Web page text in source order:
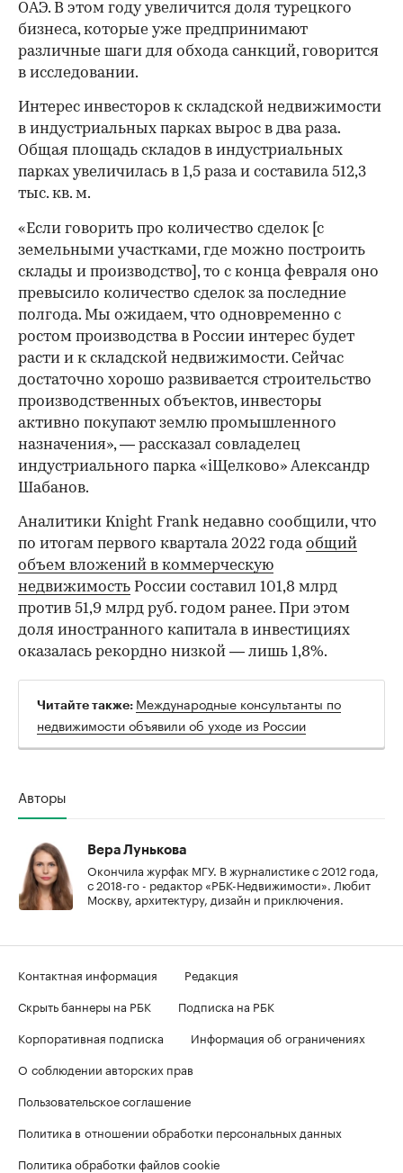
ОАЭ. В этом году увеличится доля турецкого
бизнеса, которые уже предпринимают
различные шаги для обхода санкций, говорится
в исследовании.
Интерес инвесторов к складской недвижимости
в индустриальных парках вырос в два раза.
Общая площадь складов в индустриальных
парках увеличилась в 1,5 раза и составила 512,3
тыс. кв. м.
00:00 / 00:00
«Если говорить про количество сделок [с
земельными участками, где можно построить
склады и производство], то с конца февраля оно
превысило количество сделок за последние
полгода. Мы ожидаем, что одновременно с
ростом производства в России интерес будет
расти и к складской недвижимости. Сейчас
достаточно хорошо развивается строительство
производственных объектов, инвесторы
активно покупают землю промышленного
назначения», — рассказал совладелец
индустриального парка «iЩелково» Александр
Шабанов.
Аналитики Knight Frank недавно сообщили, что
по итогам первого квартала 2022 годаобщий
объем вложений в коммерческую
недвижимость России составил 101,8 млрд
против 51,9 млрд руб. годом ранее. При этом
доля иностранного капитала в инвестициях
оказалась рекордно низкой — лишь 1,8%.
Читайте также: Международные консультанты по
недвижимости объявили об уходе из России
Авторы
Вера Лунькова
Окончила журфак МГУ. В журналистике с 2012 года,
с 2018-го - редактор «РБК-Недвижимости». Любит
Москву, архитектуру, дизайн и приключения.
Контактная информация
Редакция
Скрыть баннеры на РБК
Подписка на РБК
Корпоративная подписка
Информация об ограничениях
О соблюдении авторских прав
Пользовательское соглашение
Политика в отношении обработки персональных данных
Политика обработки файлов cookie